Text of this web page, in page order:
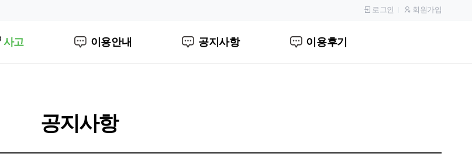
로그인 회원가입
사고 이용안내 공지사항 이용후기
공지사항